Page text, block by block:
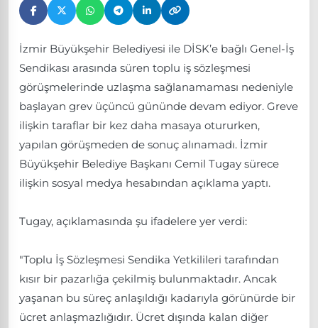
İzmir Büyükşehir Belediyesi ile DİSK’e bağlı Genel-İş
Sendikası arasında süren toplu iş sözleşmesi
görüşmelerinde uzlaşma sağlanamaması nedeniyle
başlayan grev üçüncü gününde devam ediyor. Greve
ilişkin taraflar bir kez daha masaya otururken,
yapılan görüşmeden de sonuç alınamadı. İzmir
Büyükşehir Belediye Başkanı Cemil Tugay sürece
ilişkin sosyal medya hesabından açıklama yaptı.
Tugay, açıklamasında şu ifadelere yer verdi:
"Toplu İş Sözleşmesi Sendika Yetkilileri tarafından
kısır bir pazarlığa çekilmiş bulunmaktadır. Ancak
yaşanan bu süreç anlaşıldığı kadarıyla görünürde bir
ücret anlaşmazlığıdır. Ücret dışında kalan diğer